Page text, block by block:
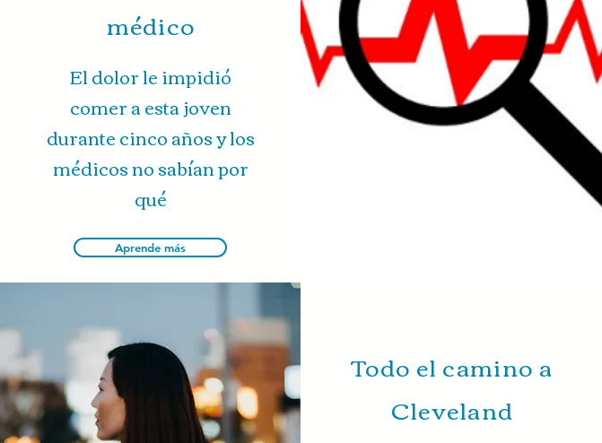
médico
El dolor le impidió
comer a esta joven
durante cinco años y los
médicos no sabían por
qué
Aprende más
Todo el camino a
Cleveland